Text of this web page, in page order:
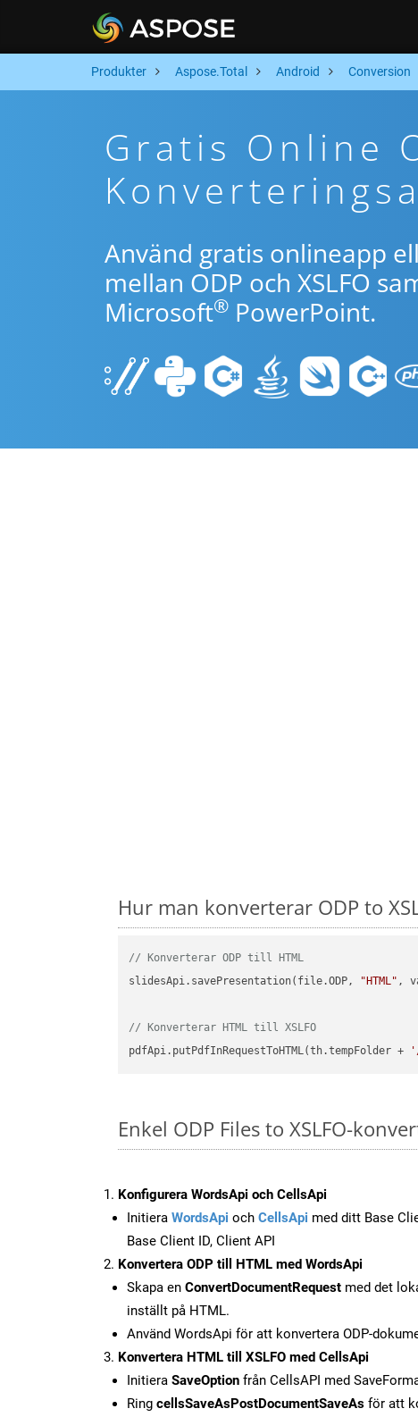
Produkter Aspose.Total Android Conversion
Gratis Online
Använd gratis onlineapp
mellan ODP och XSLFO
Microsoft® PowerPoint.
Hur man konverterar ODP to
// Konverterar ODP till HTML
slidesApi.savePresentation(file.ODP,
"HTML" ,
// Konverterar HTML till XSLFO
pdfApi.putPdfInRequestToHTML(th.tempFolder +
Enkel ODP Files to XSLFO-
Konfigurera WordsApi och CellsApi
Initiera WordsApi och CellsApi med ditt Base
Base Client ID, Client API
Konvertera ODP till HTML med WordsApi
Skapa en ConvertDocumentRequest med det
inställt på HTML.
Använd WordsApi för att konvertera ODP-
Konvertera HTML till XSLFO med CellsApi
Initiera SaveOption från CellsAPI med
Ring cellsSaveAsPostDocumentSaveAs för att